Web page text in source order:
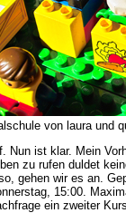
von laura und
Nun ist klar. Mein
zu rufen duldet
gehen wir es an.
15:00.
ein zweiter